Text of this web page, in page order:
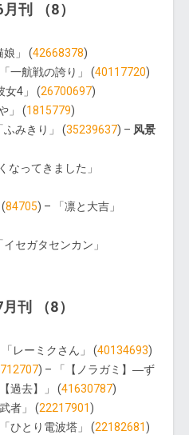
刊 （8）
娘」 (42668378)
一航戦の誇り」 (40117720)
女4」 (26700697)
」 (1815779)
ふみきり」 (35239637) – 风景
なってきました」
84705) – 「凛と大吉」
イセガタセンカン」
刊 （8）
「レーミクさん」 (40134693)
) – 「【ノラガミ】―ず
過去】」 (41630787)
者」 (22217901 )
ひとり電波塔」 (22182681 )